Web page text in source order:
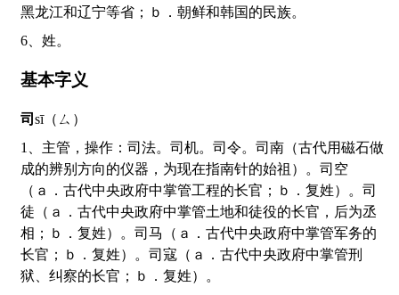
黑龙江和辽宁等省；ｂ．朝鲜和韩国的民族。
6、姓。
基本字义
司 sī（ㄙ）
1、主管，操作：司法。司机。司令。司南（古代用磁石做
成的辨别方向的仪器，为现在指南针的始祖）。司空
（ａ．古代中央政府中掌管工程的长官；ｂ．复姓）。司
徒（ａ．古代中央政府中掌管土地和徒役的长官，后为丞
相；ｂ．复姓）。司马（ａ．古代中央政府中掌管军务的
长官；ｂ．复姓）。司寇（ａ．古代中央政府中掌管刑
狱、纠察的长官；ｂ．复姓）。